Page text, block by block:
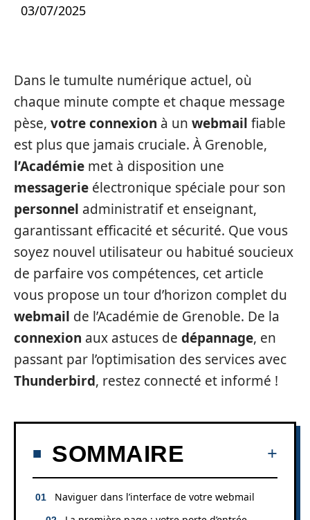
03/07/2025
Dans le tumulte numérique actuel, où
chaque minute compte et chaque message
pèse, votre connexion à un webmail fiable
est plus que jamais cruciale. À Grenoble,
l’Académie met à disposition une
messagerie électronique spéciale pour son
personnel administratif et enseignant,
garantissant efficacité et sécurité. Que vous
soyez nouvel utilisateur ou habitué soucieux
de parfaire vos compétences, cet article
vous propose un tour d’horizon complet du
webmail de l’Académie de Grenoble. De la
connexion aux astuces de dépannage, en
passant par l’optimisation des services avec
Thunderbird, restez connecté et informé !
SOMMAIRE
Naviguer dans l’interface de votre webmail